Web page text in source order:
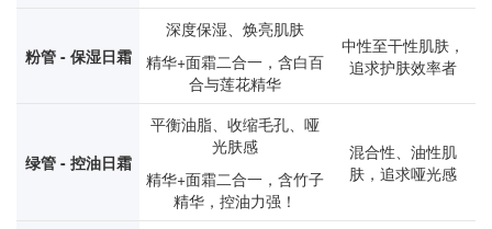
粉管 - 保湿日霜
深度保湿、焕亮肌肤
精华+面霜二合一，含白百
合与莲花精华
中性至干性肌肤，
追求护肤效率者
绿管 - 控油日霜
平衡油脂、收缩毛孔、哑
光肤感
精华+面霜二合一，含竹子
精华，控油力强！
混合性、油性肌
肤，追求哑光感